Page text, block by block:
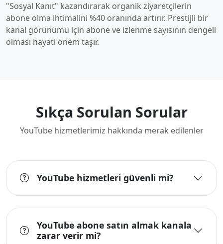
"Sosyal Kanıt" kazandırarak organik ziyaretçilerin
abone olma ihtimalini %40 oranında artırır. Prestijli bir
kanal görünümü için abone ve izlenme sayısının dengeli
olması hayati önem taşır.
Sıkça Sorulan Sorular
YouTube hizmetlerimiz hakkında merak edilenler
YouTube hizmetleri güvenli mi?
YouTube abone satın almak kanala
zarar verir mi?